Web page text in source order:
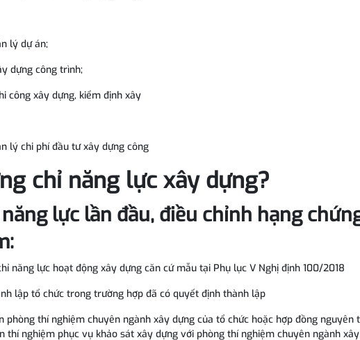
lý dự án;
dựng công trình;
công xây dựng, kiểm định xây
lý chi phí đầu tư xây dựng công
chỉ năng lực xây dựng?
lực lần đầu, điều chỉnh hạng
năng lực hoạt động xây dựng căn cứ mẫu tại Phụ lục V Nghị định 100/2018
lập tổ chức trong trường hợp đã có quyết định thành lập
phòng thí nghiệm chuyên ngành xây dựng của tổ chức hoặc hợp đồng nguyên
thí nghiệm phục vụ khảo sát xây dựng với phòng thí nghiệm chuyên ngành